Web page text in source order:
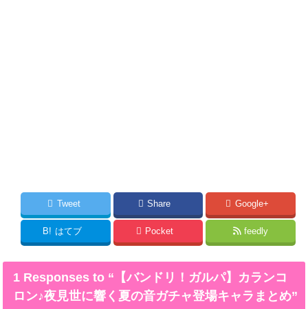
Tweet Share Google+
B! はてブ Pocket feedly
1 Responses to “【バンドリ！ガルパ】カランコ
ロン♪夜見世に響く夏の音ガチャ登場キャラまとめ”